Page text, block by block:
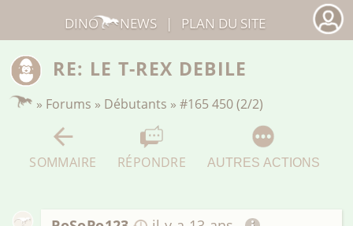
RE: LE T-REX DEBILE
» Forums » Débutants »#165 450 (2/2)
SOMMAIRE RÉPONDRE AUTRES ACTIONS
DINO NEWS | PLAN DU SITE